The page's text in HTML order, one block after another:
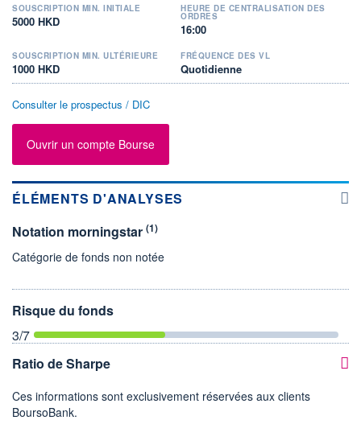
SOUSCRIPTION MIN. INITIALE
5000 HKD
HEURE DE CENTRALISATION DES
ORDRES
16:00
SOUSCRIPTION MIN. ULTÉRIEURE
1000 HKD
FRÉQUENCE DES VL
Quotidienne
Consulter le prospectus / DIC
Ouvrir un compte Bourse
ÉLÉMENTS D'ANALYSES
Notation morningstar (1)
Catégorie de fonds non notée
Risque du fonds
3/7
Ratio de Sharpe
Ces informations sont exclusivement réservées aux clients
BoursoBank.